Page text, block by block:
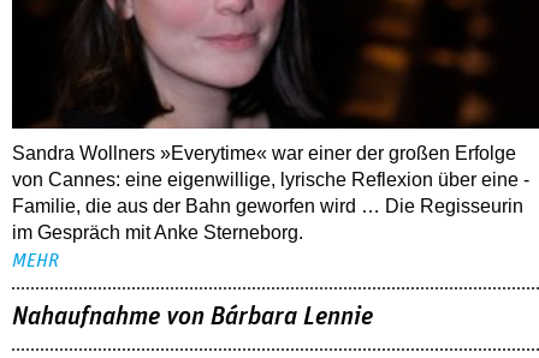
Sandra Wollners »Everytime« war einer der großen Erfolge
von Cannes: eine eigenwillige, lyrische Reflexion über eine ­
Familie, die aus der Bahn geworfen wird … Die Regisseurin
im Gespräch mit Anke Sterneborg.
MEHR
Nahaufnahme von Bárbara Lennie